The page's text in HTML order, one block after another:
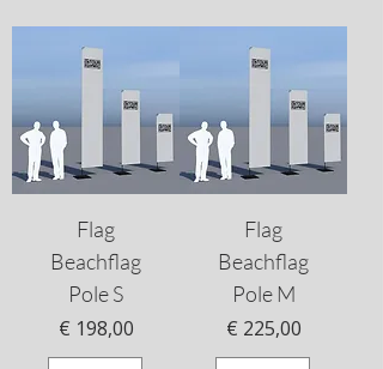
Flag
Beachflag
Pole S
Preis
€ 198,00
Flag
Beachflag
Pole M
Preis
€ 225,00